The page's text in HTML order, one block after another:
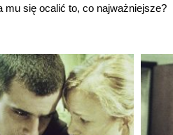
mu się ocalić to, co najważniejsze?